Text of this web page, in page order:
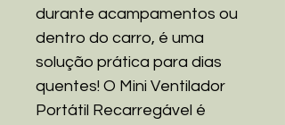
durante acampamentos ou
dentro do carro, é uma
solução prática para dias
quentes! O Mini Ventilador
Portátil Recarregável é